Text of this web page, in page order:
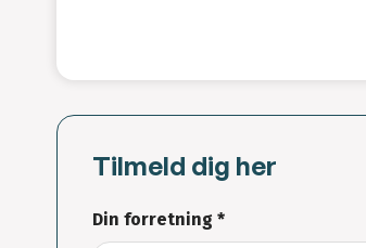
Tilmeld dig her
Din forretning *